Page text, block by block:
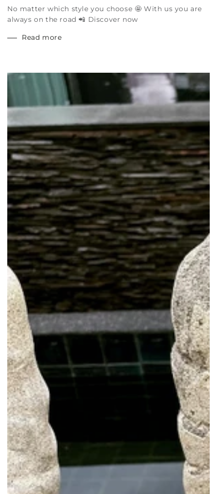
No matter which style you choose 🤩 With us you are
always on the road 📲 Discover now
Read more